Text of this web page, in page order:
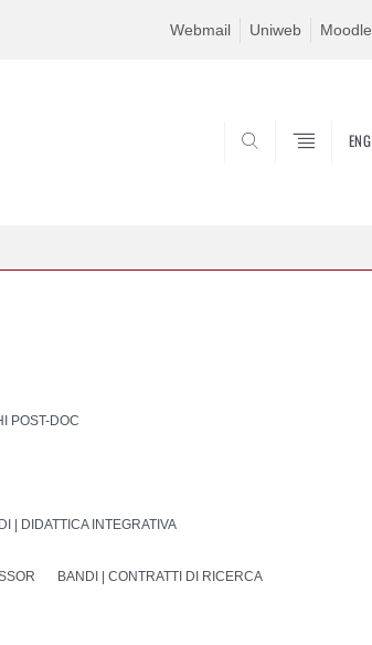
Webmail Uniweb Moodle
ENG
POST-DOC
| DIDATTICA INTEGRATIVA
BANDI | CONTRATTI DI RICERCA